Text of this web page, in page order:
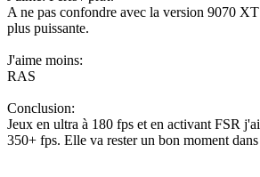
A ne pas confondre avec la version 9070
plus puissante.
J'aime moins:
RAS
Conclusion:
Jeux en ultra à 180 fps et en activant FSR
350+ fps. Elle va rester un bon moment